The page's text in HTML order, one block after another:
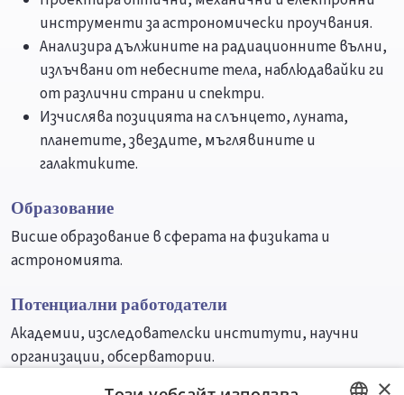
инструменти за астрономически проучвания.
Анализира дължините на радиационните вълни,
излъчвани от небесните тела, наблюдавайки ги
от различни страни и спектри.
Изчислява позицията на слънцето, луната,
планетите, звездите, мъглявините и
галактиките.
Образование
Висше образование в сферата на физиката и
астрономията.
Потенциални работодатели
Академии, изследователски институти, научни
организации, обсерватории.
×